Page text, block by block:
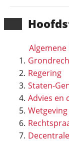
Regering
Staten-
Advies en